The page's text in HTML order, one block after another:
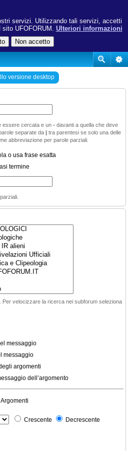
servizi. Utilizzando tali servizi, accetti
sito UFOFORUM. Ulteriori informazioni
versione desktop
essere cercata e un - davanti a quella che deve
separate da | tra parentesi se solo una delle
abbreviazione per parole parziali.
o usa frase esatta
termine
Per velocizzare la ricerca nei subforum seleziona
messaggio
messaggio
argomenti
dell’argomento
Argomenti
Crescente Decrescente